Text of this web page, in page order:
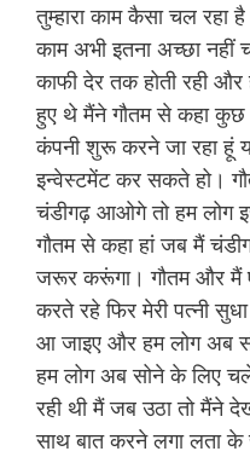
तुम्हारा काम कैसा चल रहा
काम अभी इतना अच्छा नहीं
काफी देर तक होती रही
हुए थे मैंने गौतम से कहा कुछ
कंपनी शुरू करने जा रहा हूं
इन्वेस्टमेंट कर सकते हो।
चंडीगढ़ आओगे तो हम लोग
गौतम से कहा हां जब मैं
जरूर करूंगा। गौतम और मैं
करते रहे फिर मेरी पत्नी
आ जाइए और हम लोग अब
हम लोग अब सोने के लिए
रही थी मैं जब उठा तो मैंने
साथ बात करने लगा लता